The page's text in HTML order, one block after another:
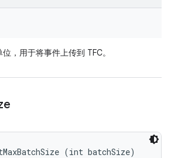
位，用于将事件上传到 TFC。
(int batchSize)